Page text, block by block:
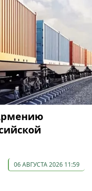
06 АВГУСТА 2026 11:59